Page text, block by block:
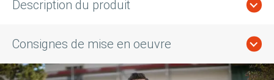
Description du produit
Consignes de mise en oeuvre